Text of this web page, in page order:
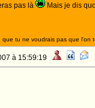
pas là Mais je dis
que tu ne voudrais pas que l'on
à 15:59:19